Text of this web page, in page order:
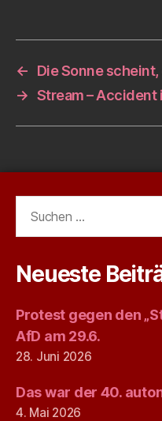
←
Die Sonne
→ Stream – Accident
nach:
Neueste
Protest gegen den
AfD am 29.6.
28. Juni 2026
Das war der 40.
4. Mai 2026